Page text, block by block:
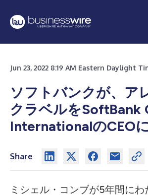
Jun 23, 2022 8:19 AM Eastern Daylight
ソフトバンクが、ア
クラベルをSoftBank
InternationalのCEO
Share
ミシェル・コンブが5年間に